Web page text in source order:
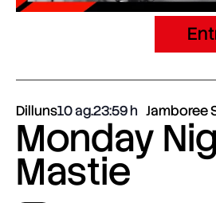
Dilluns10 ag.23:59 Jamboree
Monday
Mastie